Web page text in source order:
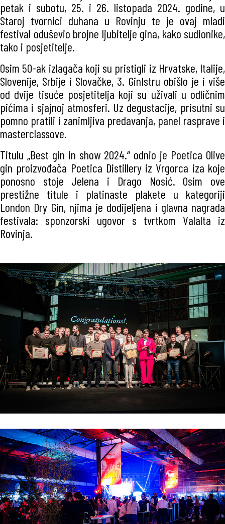
petak i subotu, 25. i 26. listopada 2024. godine, u
Staroj tvornici duhana u Rovinju te je ovaj mladi
festival oduševio brojne ljubitelje gina, kako sudionike,
tako i posjetitelje.
Osim 50-ak izlagača koji su pristigli iz Hrvatske, Italije,
Slovenije, Srbije i Slovačke, 3. GinIstru obišlo je i više
od dvije tisuće posjetitelja koji su uživali u odličnim
pićima i sjajnoj atmosferi. Uz degustacije, prisutni su
pomno pratili i zanimljiva predavanja, panel rasprave i
masterclassove.
Titulu „Best gin in show 2024.“ odnio je Poetica Olive
gin proizvođača Poetica Distillery iz Vrgorca iza koje
ponosno stoje Jelena i Drago Nosić. Osim ove
prestižne titule i platinaste plakete u kategoriji
London Dry Gin, njima je dodijeljena i glavna nagrada
festivala: sponzorski ugovor s tvrtkom Valalta iz
Rovinja.